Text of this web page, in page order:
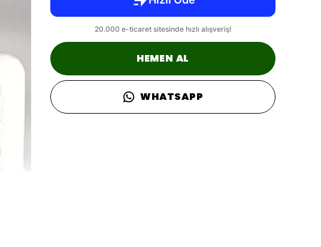
HEMEN AL
WHATSAPP